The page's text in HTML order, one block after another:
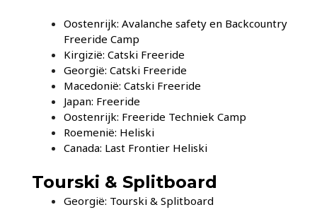
Oostenrijk: Avalanche safety en Backcountry
Freeride Camp
Kirgizië: Catski Freeride
Georgië: Catski Freeride
Macedonië: Catski Freeride
Japan: Freeride
Oostenrijk: Freeride Techniek Camp
Roemenië: Heliski
Canada: Last Frontier Heliski
Tourski & Splitboard
Georgië: Tourski & Splitboard